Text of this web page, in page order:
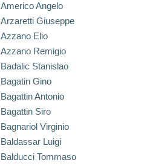
Americo Angelo
Arzaretti Giuseppe
Azzano Elio
Azzano Remigio
Badalic Stanislao
Bagatin Gino
Bagattin Antonio
Bagattin Siro
Bagnariol Virginio
Baldassar Luigi
Balducci Tommaso